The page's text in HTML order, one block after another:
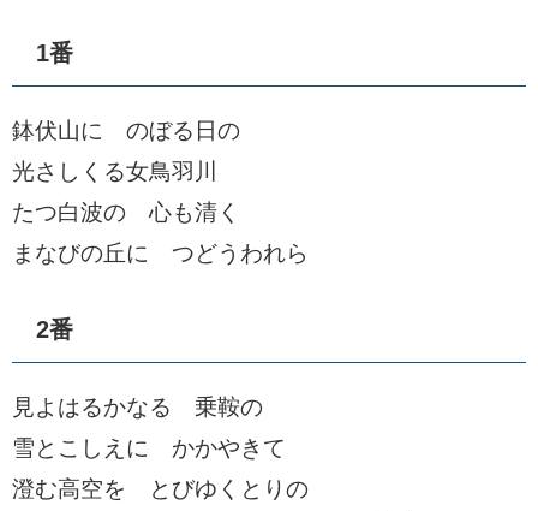
1番
鉢伏山に のぼる日の
光さしくる女鳥羽川
たつ白波の 心も清く
まなびの丘に つどうわれら
2番
見よはるかなる 乗鞍の
雪とこしえに かかやきて
澄む高空を とびゆくとりの